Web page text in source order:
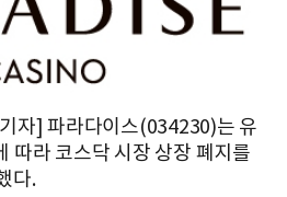
자] 파라다이스(034230)는 유
따라 코스닥 시장 상장 폐지를
다.